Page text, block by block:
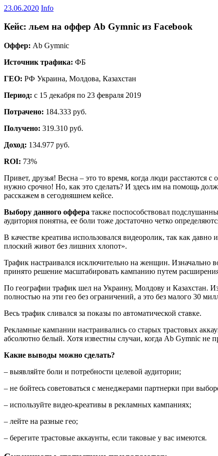
23.06.2020 Info
Кейс: льем на оффер Ab Gymnic из Facebook
Оффер: Ab Gymnic
Источник трафика: ФБ
ГЕО: РФ Украина, Молдова, Казахстан
Период: с 15 декабря по 23 февраля 2019
Потрачено: 184.333 pуб.
Получено: 319.310 pуб.
Доход: 134.977 руб.
ROI: 73%
Привет, друзья! Весна – это то время, когда люди
нужно срочно! Но, как это сделать? И здесь им на помощь
расскажем в сегодняшнем кейсе.
Выбору данного оффера также поспособствовал
аудитория понятна, ее боли тоже достаточно четко
В качестве креатива использовался видеоролик, так как
плоский живот без лишних хлопот».
Трафик настраивался исключительно на женщин. Изначально
принято решение масштабировать кампанию путем расширения
По географии трафик шел на Украину, Молдову и Казахстан.
полностью на эти гео без ограничений, а это без малого 30
Весь трафик сливался за показы по автоматической ставке.
Рекламные кампании настраивались со старых трастовых
абсолютно белый. Хотя известны случаи, когда Ab Gymnic не
Какие выводы можно сделать?
– выявляйте боли и потребности целевой аудитории;
– не бойтесь советоваться с менеджерами партнерки при
– используйте видео-креативы в рекламных кампаниях;
– лейте на разные гео;
– берегите трастовые аккаунты, если таковые у вас имеются.